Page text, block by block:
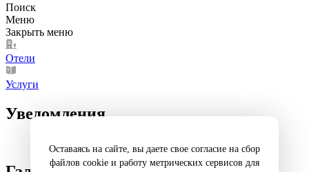
Поиск
Меню
Закрыть меню
Отели
Услуги
Оставаясь на сайте, вы даете свое согласие на сбор
файлов cookie и работу метрических сервисов для
Уведомления